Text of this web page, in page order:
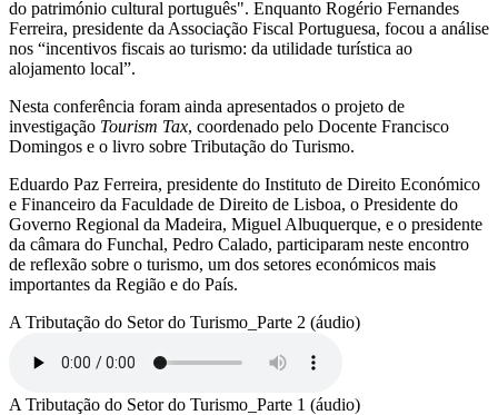
do património cultural português". Enquanto Rogério Fernandes
Ferreira, presidente da Associação Fiscal Portuguesa, focou a análise
nos “incentivos fiscais ao turismo: da utilidade turística ao
alojamento local”.
Nesta conferência foram ainda apresentados o projeto de
investigação Tourism Tax, coordenado pelo Docente Francisco
Domingos e o livro sobre Tributação do Turismo.
Eduardo Paz Ferreira, presidente do Instituto de Direito Económico
e Financeiro da Faculdade de Direito de Lisboa, o Presidente do
Governo Regional da Madeira, Miguel Albuquerque, e o presidente
da câmara do Funchal, Pedro Calado, participaram neste encontro
de reflexão sobre o turismo, um dos setores económicos mais
importantes da Região e do País.
A Tributação do Setor do Turismo_Parte 2 (áudio)
A Tributação do Setor do Turismo_Parte 1 (áudio)